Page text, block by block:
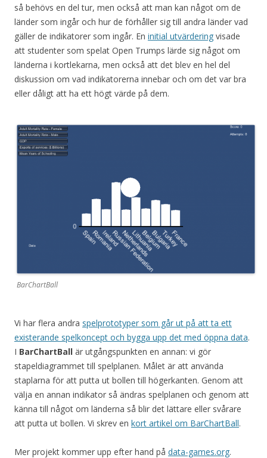
så behövs en del tur, men också att man kan något om de
länder som ingår och hur de förhåller sig till andra länder vad
gäller de indikatorer som ingår. En initial utvärdering visade
att studenter som spelat Open Trumps lärde sig något om
länderna i kortlekarna, men också att det blev en hel del
diskussion om vad indikatorerna innebar och om det var bra
eller dåligt att ha ett högt värde på dem.
BarChartBall
Vi har flera andra spelprototyper som går ut på att ta ett
existerande spelkoncept och bygga upp det med öppna data.
I BarChartBall är utgångspunkten en annan: vi gör
stapeldiagrammet till spelplanen. Målet är att använda
staplarna för att putta ut bollen till högerkanten. Genom att
välja en annan indikator så ändras spelplanen och genom att
känna till något om länderna så blir det lättare eller svårare
att putta ut bollen. Vi skrev en kort artikel om BarChartBall.
Mer projekt kommer upp efter hand på data-games.org.